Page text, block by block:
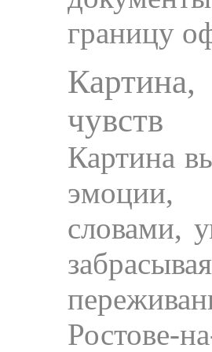
границу
чувств
Картина
эмоции,
словами,
Ростове-